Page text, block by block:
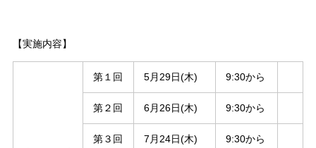
【実施内容】
第１回 5月29日(木) 9:30から
第２回 6月26日(木) 9:30から
第３回 7月24日(木) 9:30から